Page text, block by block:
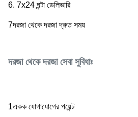
6. 7x24 ঘন্টা ডেলিভারি
7দরজা থেকে দরজা দ্রুত সময়
দরজা থেকে দরজা সেবা সুবিধাঃ
1একক যোগাযোগের পয়েন্ট